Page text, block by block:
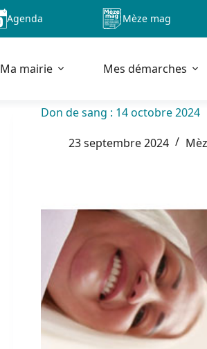
Agenda Mèze mag
Ma mairie Mes démarches
Don de sang : 14 octobre 2024
23 septembre 2024